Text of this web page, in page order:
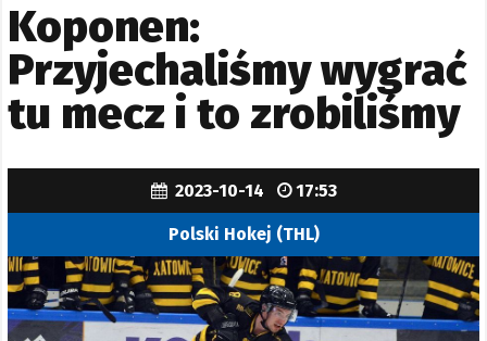
Koponen:
Przyjechaliśmy wygrać
tu mecz i to zrobiliśmy
2023-10-14 17:53
Polski Hokej (THL)